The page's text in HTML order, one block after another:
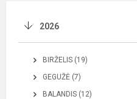
2026
BIRŽELIS (19)
GEGUŽĖ (7)
BALANDIS (12)